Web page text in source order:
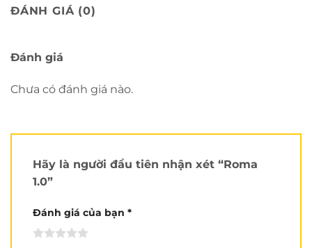
ĐÁNH GIÁ (0)
Đánh giá
Chưa có đánh giá nào.
Hãy là người đầu tiên nhận xét “Roma
1.0”
Đánh giá của bạn *